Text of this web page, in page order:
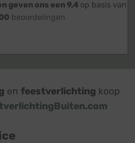
geven ons een 9,4 op basis van
beoordelingen
en feestverlichting koop